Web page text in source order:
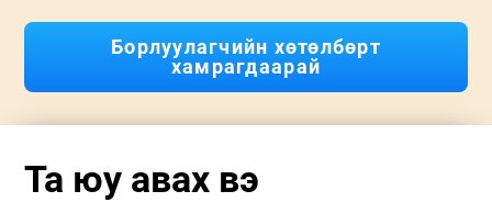
Борлуулагчийн хөтөлбөрт
хамрагдаарай
Та юу авах вэ